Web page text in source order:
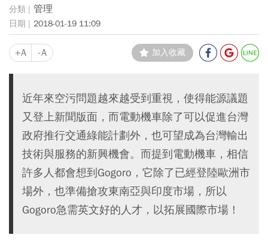
管理
2018-01-19 11:09
+A -A 加入收藏
近年來空污問題越來越受到重視，使得能源議題
又登上新聞版面，而電動機車除了可以促進台灣
政府推行交通綠能計劃外，也可望成為台灣輸出
技術與服務的新興機會。而提到電動機車，相信
許多人都會想到Gogoro，它除了已經登陸歐洲市
場外，也準備搶攻東南亞與印度市場，所以
Gogoro急需英文好的人才，以拓展國際市場！